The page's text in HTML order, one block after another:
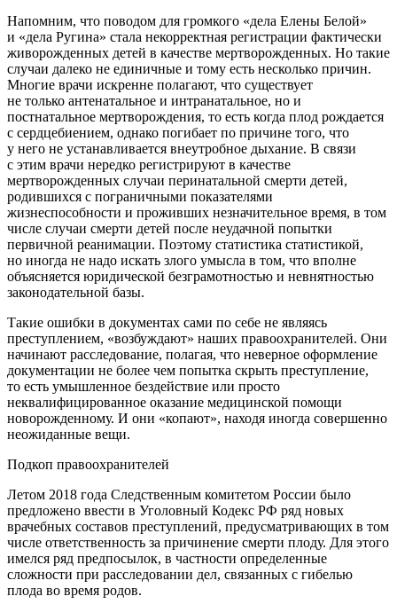
Напомним, что поводом для громкого «дела Елены Белой»
и «дела Ругина» стала некорректная регистрации фактически
живорожденных детей в качестве мертворожденных. Но такие
случаи далеко не единичные и тому есть несколько причин.
Многие врачи искренне полагают, что существует
не только антенатальное и интранатальное, но и
постнатальное мертворождения, то есть когда плод рождается
с сердцебиением, однако погибает по причине того, что
у него не устанавливается внеутробное дыхание. В связи
с этим врачи нередко регистрируют в качестве
мертворожденных случаи перинатальной смерти детей,
родившихся с пограничными показателями
жизнеспособности и проживших незначительное время, в том
числе случаи смерти детей после неудачной попытки
первичной реанимации. Поэтому статистика статистикой,
но иногда не надо искать злого умысла в том, что вполне
объясняется юридической безграмотностью и невнятностью
законодательной базы.
Такие ошибки в документах сами по себе не являясь
преступлением, «возбуждают» наших правоохранителей. Они
начинают расследование, полагая, что неверное оформление
документации не более чем попытка скрыть преступление,
то есть умышленное бездействие или просто
неквалифицированное оказание медицинской помощи
новорожденному. И они «копают», находя иногда совершенно
неожиданные вещи.
Подкоп правоохранителей
Летом 2018 года Следственным комитетом России было
предложено ввести в Уголовный Кодекс РФ ряд новых
врачебных составов преступлений, предусматривающих в том
числе ответственность за причинение смерти плоду. Для этого
имелся ряд предпосылок, в частности определенные
сложности при расследовании дел, связанных с гибелью
плода во время родов.